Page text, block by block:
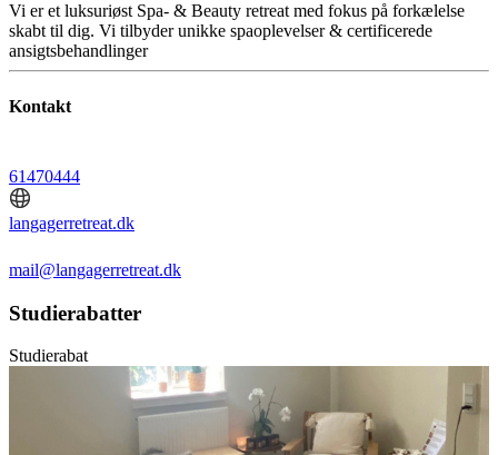
Vi er et luksuriøst Spa- & Beauty retreat med fokus på forkælelse
skabt til dig. Vi tilbyder unikke spaoplevelser & certificerede
ansigtsbehandlinger
Kontakt
61470444
langagerretreat.dk
mail@langagerretreat.dk
Studierabatter
Studierabat